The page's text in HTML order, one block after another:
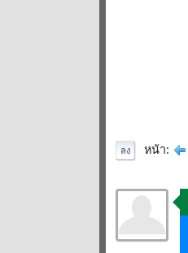
ลง หน้า